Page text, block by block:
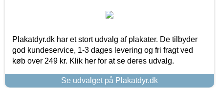
Plakatdyr.dk har et stort udvalg af plakater. De tilbyder
god kundeservice, 1-3 dages levering og fri fragt ved
køb over 249 kr. Klik her for at se deres udvalg.
Se udvalget på Plakatdyr.dk